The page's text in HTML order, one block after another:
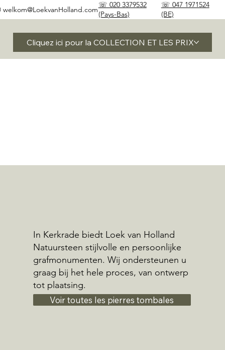
☏ 020 3379532
(Pays-Bas)
☏ 047 1971524
(BE)
welkom@LoekvanHolland.com
Cliquez ici pour la COLLECTION ET LES PRIX
In Kerkrade biedt Loek van Holland
Natuursteen stijlvolle en persoonlijke
grafmonumenten. Wij ondersteunen u
graag bij het hele proces, van ontwerp
tot plaatsing.
Voir toutes les pierres tombales